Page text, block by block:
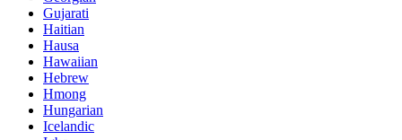
Gujarati
Haitian
Hausa
Hawaiian
Hebrew
Hmong
Hungarian
Icelandic